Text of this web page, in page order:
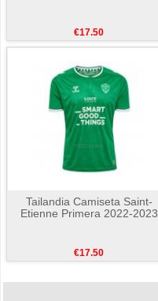
€17.50
Tailandia Camiseta Saint-
Etienne Primera 2022-2023
€17.50